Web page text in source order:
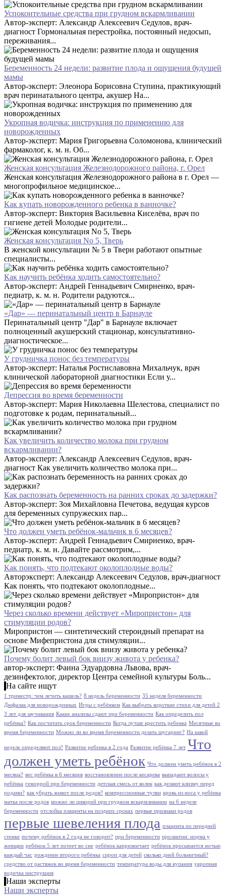
Успокоительные средства при грудном вскармливании
Автор-эксперт: Александр Алексеевич Седулов, врач-
диагност Гормональная перестройка, постоянный недосып,
переживания...
Беременность 24 недели: развитие плода и ощущения будущей
мамы
Автор-эксперт: Элеонора Борисовна Ступина, практикующий
врач перинатального центра, акушер На...
Укропная водичка: инструкция по применению для
новорожденных
Автор-эксперт: Мария Григорьевна Соломонова, клинический
фармаколог, к. м. н. Об...
Женская консультация Железнодорожного района, г. Орел
Женская консультация Железнодорожного района в г. Орел —
многопрофильное медицинское...
Как купать новорожденного ребенка в ванночке?
Автор-эксперт: Виктория Васильевна Киселёва, врач по
гигиене детей Молодые родители...
Женская консультация No 5, Тверь
В женской консультации № 5 в Твери работают опытные
специалисты...
Как научить ребёнка ходить самостоятельно?
Автор-эксперт: Андрей Геннадьевич Смирненко, врач-
педиатр, к. м. н. Родители радуются...
«Дар» — перинатальный центр в Барнауле
Перинатальный центр "Дар" в Барнауле включает
полноценный акушерский стационар, консультативно-
диагностическое...
У грудничка понос без температуры
Автор-эксперт: Наталья Ростиславовна Михальчук, врач
клинической лабораторной диагностики Если у...
Депрессия во время беременности
Автор-эксперт: Мария Николаевна Шелестова, специалист по
подготовке к родам, перинатальный...
Как увеличить количество молока при грудном
вскармливании?
Автор-эксперт: Александр Алексеевич Седулов, врач-
диагност Как увеличить количество молока при...
Как распознать беременность на ранних сроках до задержки?
Автор-эксперт: Зоя Михайловна Печетова, ведущая курсов
для беременных супружеских пар...
Что должен уметь ребёнок-мальчик в 6 месяцев?
Автор-эксперт: Андрей Геннадьевич Смирненко, врач-
педиатр, к. м. н. Давайте рассмотрим,...
Как понять, что подтекают околоплодные воды?
Авторэксперт: Александр Алексеевич Седулов, врач-диагност
Как понять, что подтекают околоплодные...
Через сколько времени действует «Миропристон» для
стимуляции родов?
Миропристон — синтетический стероидный препарат на
основе Мифепристона для стимуляции...
Почему болит левый бок внизу живота у ребенка?
автор-эксперт: Фаина Эдуардовна Львова, врач-
дезинфектолог, директор Центра семейной культуры Боль...
На сайте ищут
1 триместр: чем лечить кашель? 8 недель беременности 35 неделя беременности
Дюфалак для новорожденных Игры с ребёнком Как выбрать короткие стихи для детей 2
3 лет для заучивания Какие анализы сдают при беременности Как определить пол
ребёнка? Как посчитать срок беременности Когда лучше крестить ребенка Месячные во
время беременности Можно ли во время беременности делать шугаринг? На какой
неделе определяют пол? Развитие ребенка в 2 года Развитие ребёнка 7 лет Что
должен уметь ребёнок Что должен уметь ребёнок в 2
месяца? вес ребёнка в 6 месяцев восстановление после кесарева выпадают волосы у
ребёнка геморрой при беременности детская смесь от колик как делают клизму перед
родами? как убрать живот после родов? компрессионные чулки кровь из носа у ребёнка
матка после родов можно ли цикорий при грудном вскармливании на 6 неделе
беременности отслойка плаценты на поздних сроках первые признаки родов
первые шевеления плода плацента по передней
стенке почему ребёнок в 2 года не говорит? при беременности пролактин: норма у
женщин ребёнок 5 лет потеет во сне ребёнок капризничает ребёнок просыпается ночью
каждый час рождение второго ребёнка сироп для детей сколько дней больничный?
средство от растяжек во время беременности температура воды для купания укропная
водичка инструкция
Наши эксперты
Наши эксперты